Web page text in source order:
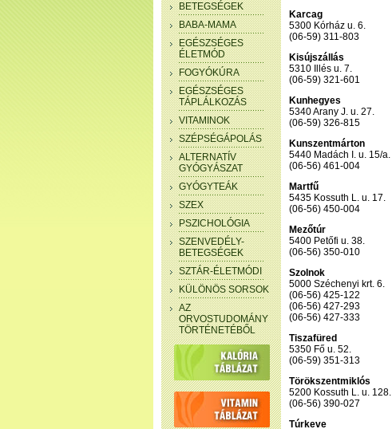
BETEGSÉGEK
BABA-MAMA
EGÉSZSÉGES
ÉLETMÓD
FOGYÓKÚRA
EGÉSZSÉGES
TÁPLÁLKOZÁS
VITAMINOK
SZÉPSÉGÁPOLÁS
ALTERNATÍV
GYÓGYÁSZAT
GYÓGYTEÁK
SZEX
PSZICHOLÓGIA
SZENVEDÉLY-
BETEGSÉGEK
SZTÁR-ÉLETMÓDI
KÜLÖNÖS SORSOK
AZ
ORVOSTUDOMÁNY
TÖRTÉNETÉBŐL
Karcag
5300 Kórház u. 6.
(06-59) 311-803
Kisújszállás
5310 Illés u. 7.
(06-59) 321-601
Kunhegyes
5340 Arany J. u. 27.
(06-59) 326-815
Kunszentmárton
5440 Madách I. u. 15/a.
(06-56) 461-004
Martfű
5435 Kossuth L. u. 17.
(06-56) 450-004
Mezőtúr
5400 Petőfi u. 38.
(06-56) 350-010
Szolnok
5000 Széchenyi krt. 6.
(06-56) 425-122
(06-56) 427-293
(06-56) 427-333
Tiszafüred
5350 Fő u. 52.
(06-59) 351-313
Törökszentmiklós
5200 Kossuth L. u. 128.
(06-56) 390-027
Túrkeve